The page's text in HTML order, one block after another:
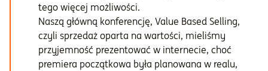
tego więcej możliwości.
Naszą główną konferencję, Value Based Selling,
czyli sprzedaż oparta na wartości, mieliśmy
przyjemność prezentować w internecie, choć
premiera początkowa była planowana w realu,